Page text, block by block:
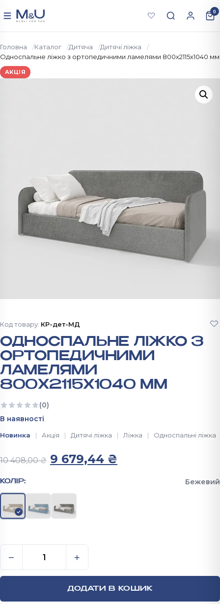
Меню 0
Головна Каталог Дитяча
Дитячі ліжка
Односпальне ліжко з ортопедичними ламелями 800х2115х1040 мм
АКЦІЯ
Код товару: КР-дет-МД
ОДНОСПАЛЬНЕ ЛІЖКО З
ОРТОПЕДИЧНИМИ
ЛАМЕЛЯМИ
800Х2115Х1040 ММ
(0)
Ще немає відгуків
В наявності
Новинка Акція Дитячі ліжка Ліжка Односпальні ліжка
10 408,00₴ Оригінальна ціна: 10
9 679,44 ₴
КОЛІР: Бежевий
− +
ДОДАТИ В КОШИК